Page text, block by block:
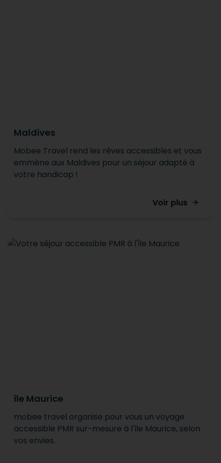
Maldives
Mobee Travel rend les rêves accessibles et vous
emmène aux Maldives pour un séjour adapté à
votre handicap !
Voir plus
île Maurice
mobee travel organise pour vous un voyage
accessible PMR sur-mesure à l'île Maurice, selon
vos envies.